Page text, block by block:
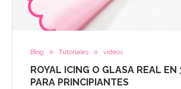
Blog Tutoriales videos
ROYAL ICING O GLASA REAL EN
PARA PRINCIPIANTES